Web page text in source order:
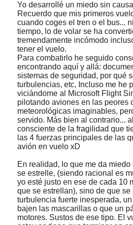
Yo desarrollé un miedo sin
Recuerdo que mis primeros
cuando coges el tren o el bus...
tiempo, lo de volar se ha
tremendamente incómodo
tener el vuelo.
Para combatirlo he seguido
encontrando aquí y allá:
sistemas de seguridad, por qué
turbulencias, etc, Incluso me he
viciándome al Microsoft Flight
pilotando aviones en las peores
meteorológicas imaginables,
servido. Más bien al contrario...
consciente de la fragilidad que
las 4 fuerzas principales de las
avión en vuelo xD
En realidad, lo que me da
se estrelle, (siendo racional es
yo esté justo en ese de cada 10
que se estrellan), sino de que se
turbulencia fuerte inesperada,
bajen las mascarillas o que un
motores. Sustos de ese tipo. El